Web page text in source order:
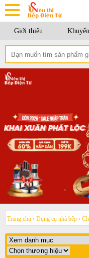
Giới thiệu
Trang chủ › Dụng cụ nhà bếp ›